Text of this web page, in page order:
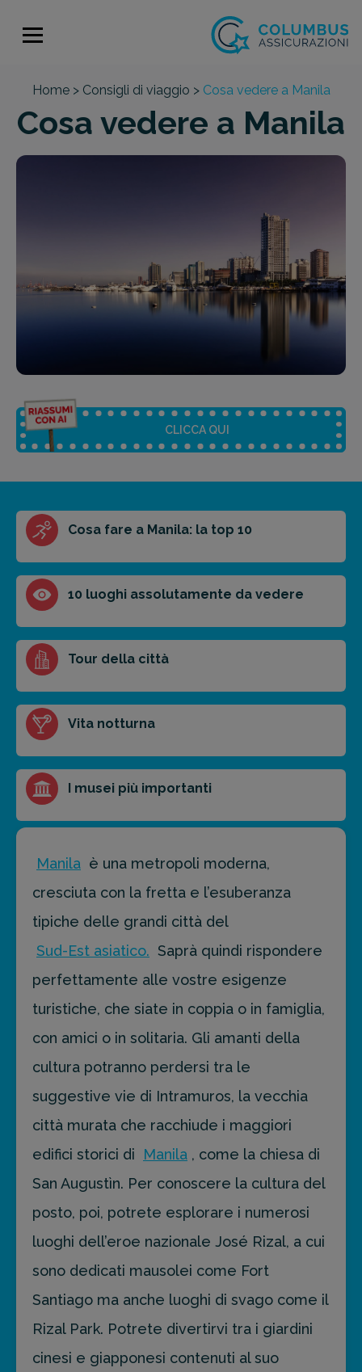
Home > Consigli di viaggio > Cosa vedere a Manila
Cosa vedere a Manila
CLICCA QUI
Riassunto dell'articolo
Scegli il formato del riassunto
Breve Medio Punti chiave
prossima destinazione di viaggio.
FAI PREVENTIVO
Cosa fare a Manila: la top 10
10 luoghi assolutamente da vedere
Tour della città
Vita notturna
I musei più importanti
Manila è una metropoli moderna,
cresciuta con la fretta e l’esuberanza
tipiche delle grandi città del
Sud-Est asiatico. Saprà quindi rispondere
perfettamente alle vostre esigenze
turistiche, che siate in coppia o in famiglia,
con amici o in solitaria. Gli amanti della
cultura potranno perdersi tra le
suggestive vie di Intramuros, la vecchia
città murata che racchiude i maggiori
edifici storici di
Manila , come la chiesa di
San Augustìn. Per conoscere la cultura del
posto, poi, potrete esplorare i numerosi
luoghi dell’eroe nazionale José Rizal, a cui
sono dedicati mausolei come Fort
Santiago ma anche luoghi di svago come il
Rizal Park. Potrete divertirvi tra i giardini
cinesi e giapponesi contenuti al suo